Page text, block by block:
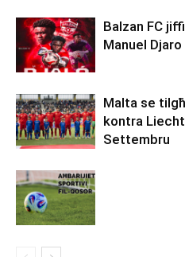
Balzan FC
Manuel Djaro
Malta se
kontra
Settembru